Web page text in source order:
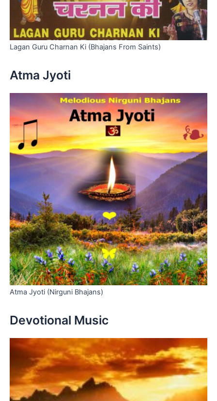
Lagan Guru Charnan Ki (Bhajans From Saints)
Atma Jyoti
Atma Jyoti (Nirguni Bhajans)
Devotional Music